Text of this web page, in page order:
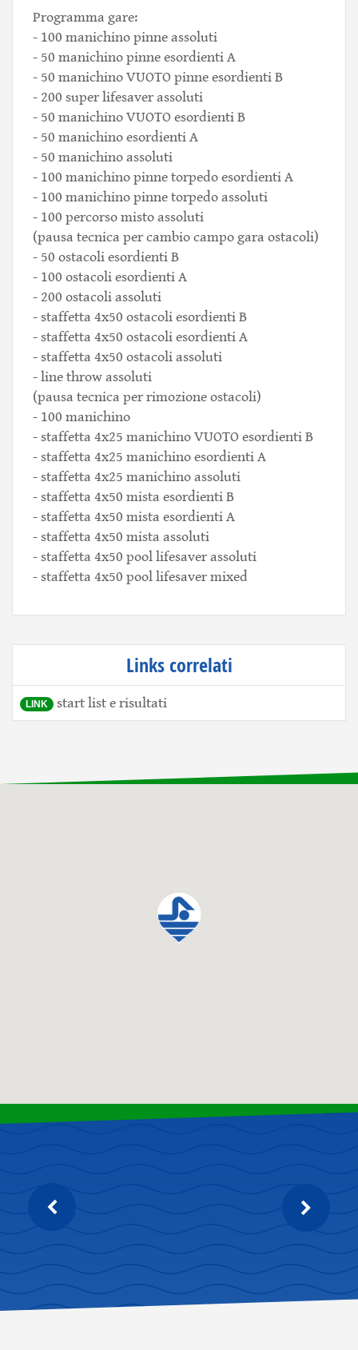
Programma gare:
- 100 manichino pinne assoluti
- 50 manichino pinne esordienti A
- 50 manichino VUOTO pinne esordienti B
- 200 super lifesaver assoluti
- 50 manichino VUOTO esordienti B
- 50 manichino esordienti A
- 50 manichino assoluti
- 100 manichino pinne torpedo esordienti A
- 100 manichino pinne torpedo assoluti
- 100 percorso misto assoluti
(pausa tecnica per cambio campo gara ostacoli)
- 50 ostacoli esordienti B
- 100 ostacoli esordienti A
- 200 ostacoli assoluti
- staffetta 4x50 ostacoli esordienti B
- staffetta 4x50 ostacoli esordienti A
- staffetta 4x50 ostacoli assoluti
- line throw assoluti
(pausa tecnica per rimozione ostacoli)
- 100 manichino
- staffetta 4x25 manichino VUOTO esordienti B
- staffetta 4x25 manichino esordienti A
- staffetta 4x25 manichino assoluti
- staffetta 4x50 mista esordienti B
- staffetta 4x50 mista esordienti A
- staffetta 4x50 mista assoluti
- staffetta 4x50 pool lifesaver assoluti
- staffetta 4x50 pool lifesaver mixed
Links correlati
LINK start list e risultati